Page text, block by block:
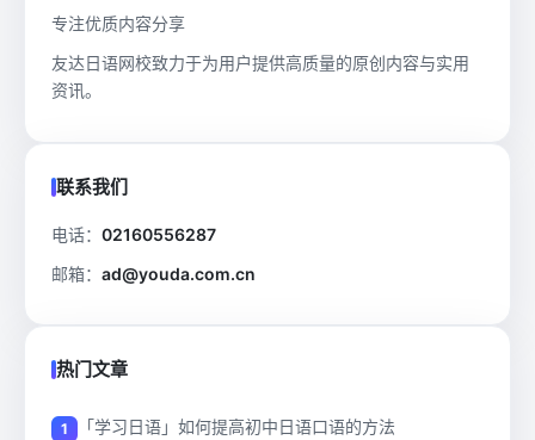
专注优质内容分享
友达日语网校致力于为用户提供高质量的原创内容与实用
资讯。
联系我们
电话： 02160556287
邮箱： ad@youda.com.cn
热门文章
「学习日语」如何提高初中日语口语的方法